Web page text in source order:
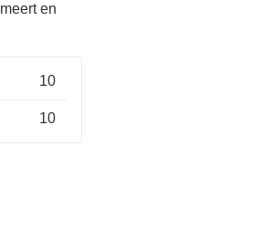
en
10
10